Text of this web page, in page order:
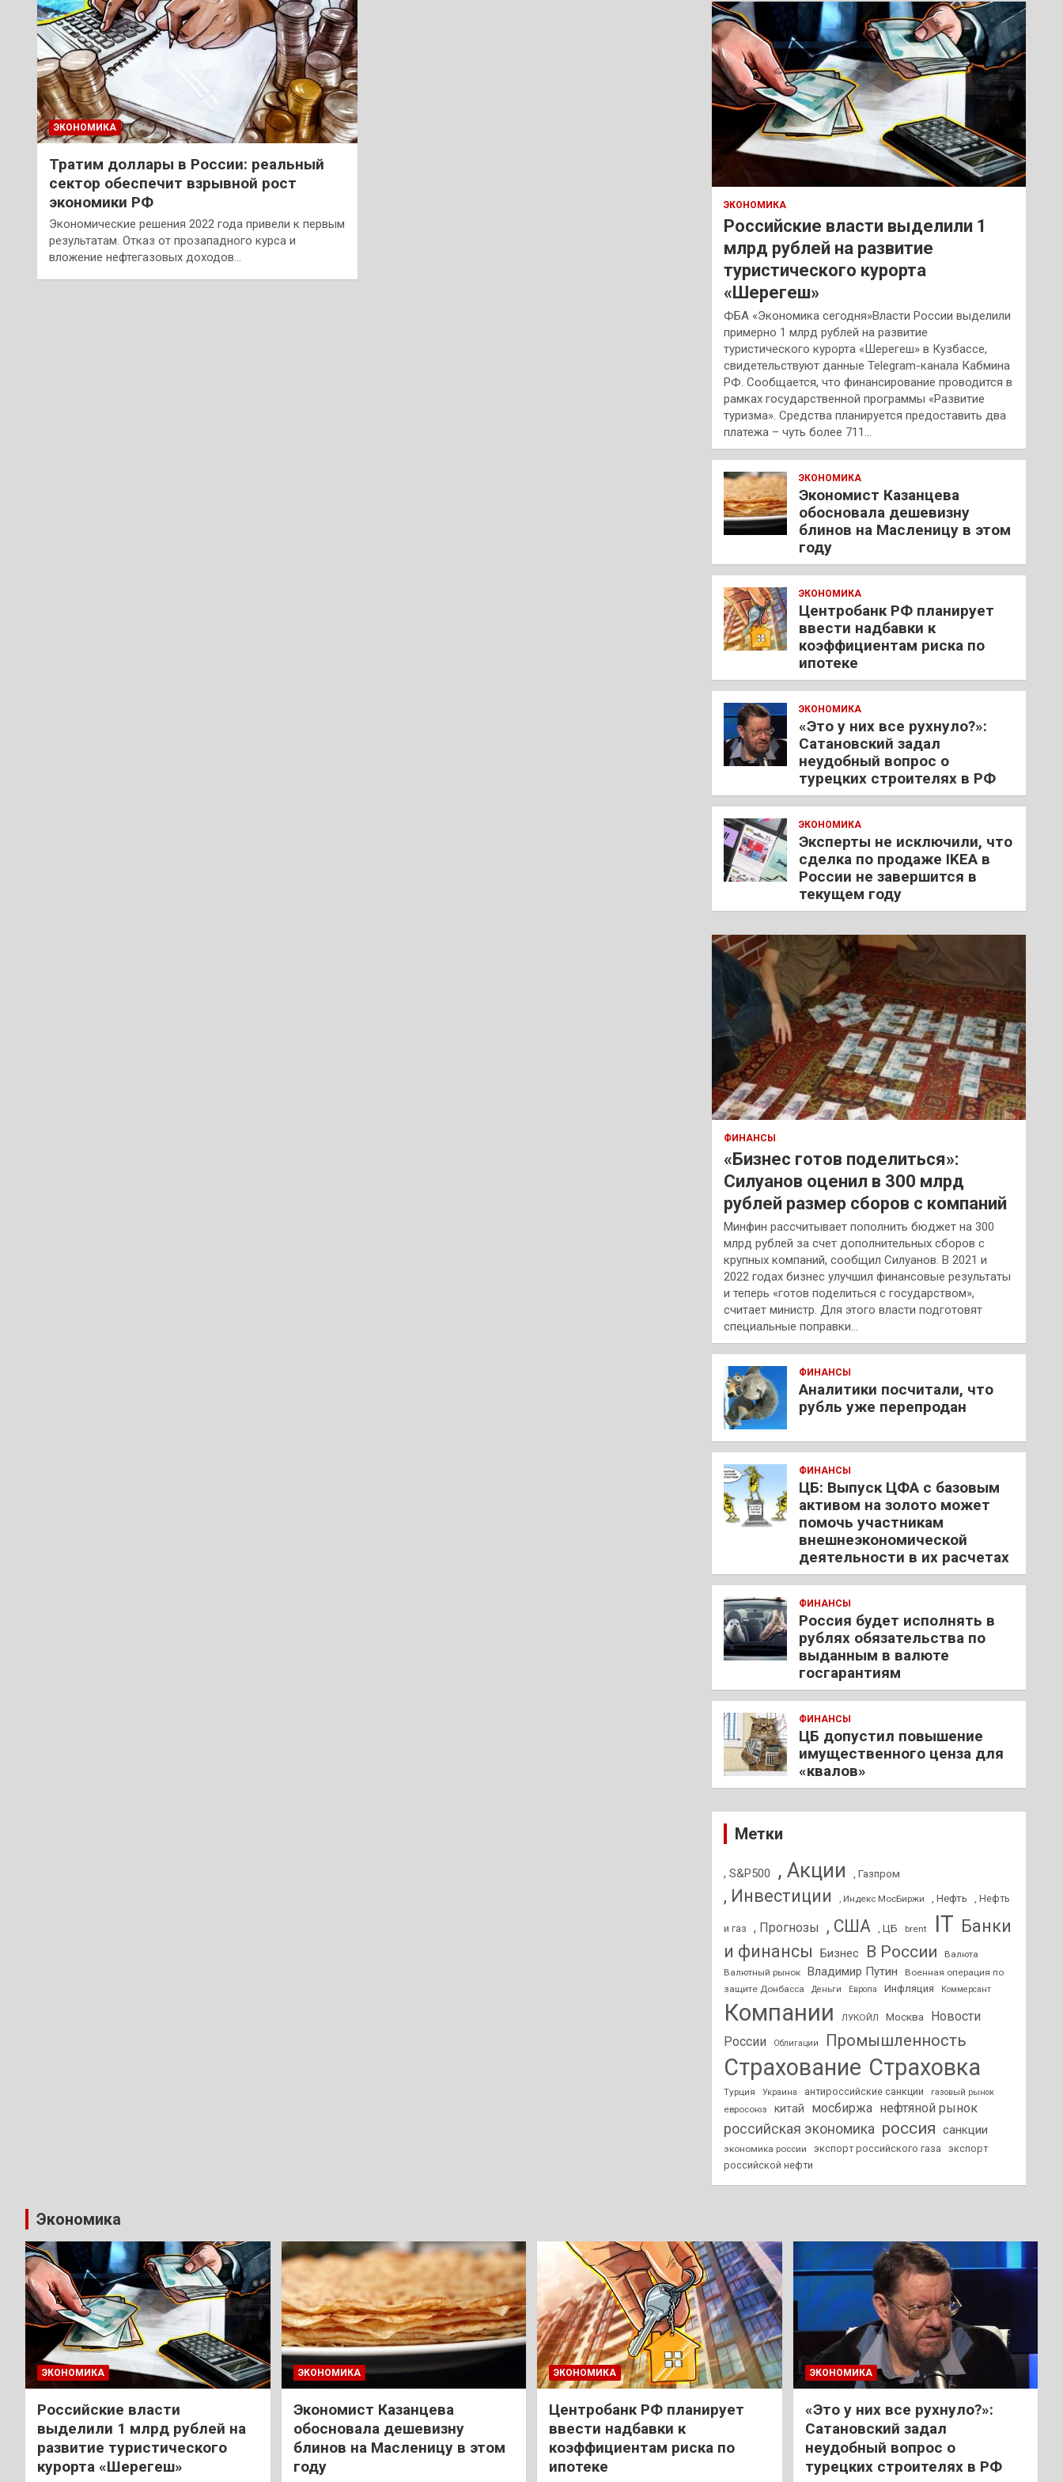
ЭКОНОМИКА
Тратим доллары в России: реальный
сектор обеспечит взрывной рост
экономики РФ
Экономические решения 2022 года привели к первым
результатам. Отказ от прозападного курса и
вложение нефтегазовых доходов…
к
ЭКОНОМИКА
Российские власти выделили 1
млрд рублей на развитие
туристического курорта
«Шерегеш»
ФБА «Экономика сегодня»Власти России выделили
примерно 1 млрд рублей на развитие
туристического курорта «Шерегеш» в Кузбассе,
свидетельствуют данные Telegram-канала Кабмина
РФ. Сообщается, что финансирование проводится в
рамках государственной программы «Развитие
туризма». Средства планируется предоставить два
платежа – чуть более 711…
ЭКОНОМИКА
Экономист Казанцева
обосновала дешевизну
блинов на Масленицу в этом
году
ЭКОНОМИКА
Центробанк РФ планирует
ввести надбавки к
коэффициентам риска по
ипотеке
ЭКОНОМИКА
«Это у них все рухнуло?»:
Сатановский задал
неудобный вопрос о
турецких строителях в РФ
ЭКОНОМИКА
Эксперты не исключили, что
сделка по продаже IKEA в
России не завершится в
текущем году
ФИНАНСЫ
«Бизнес готов поделиться»:
Силуанов оценил в 300 млрд
рублей размер сборов с компаний
Минфин рассчитывает пополнить бюджет на 300
млрд рублей за счет дополнительных сборов с
крупных компаний, сообщил Силуанов. В 2021 и
2022 годах бизнес улучшил финансовые результаты
и теперь «готов поделиться с государством»,
считает министр. Для этого власти подготовят
специальные поправки…
ФИНАНСЫ
Аналитики посчитали, что
рубль уже перепродан
ФИНАНСЫ
ЦБ: Выпуск ЦФА с базовым
активом на золото может
помочь участникам
внешнеэкономической
деятельности в их расчетах
ФИНАНСЫ
Россия будет исполнять в
рублях обязательства по
выданным в валюте
госгарантиям
ФИНАНСЫ
ЦБ допустил повышение
имущественного ценза для
«квалов»
Метки
, S&P500 , Акции , Газпром
, Инвестиции , Индекс МосБиржи , Нефть , Нефть
и газ , Прогнозы , США , ЦБ brent IT Банки
и финансы
Бизнес В России
Валюта
Валютный рынок
Владимир Путин
Военная операция по
защите Донбасса
Деньги Европа Инфляция Коммерсант
Компании ЛУКОЙЛ Москва
Новости
России
Облигации Промышленность
Страхование Страховка
Турция Украина антироссийские санкции газовый рынок
евросоюз китай мосбиржа нефтяной рынок
российская экономика россия санкции
экономика россии экспорт российского газа
экспорт
российской нефти
Экономика
ЭКОНОМИКА
Российские власти
выделили 1 млрд рублей на
развитие туристического
курорта «Шерегеш»
ЭКОНОМИКА
Экономист Казанцева
обосновала дешевизну
блинов на Масленицу в этом
году
ЭКОНОМИКА
Центробанк РФ планирует
ввести надбавки к
коэффициентам риска по
ипотеке
ЭКОНОМИКА
«Это у них все рухнуло?»:
Сатановский задал
неудобный вопрос о
турецких строителях в РФ